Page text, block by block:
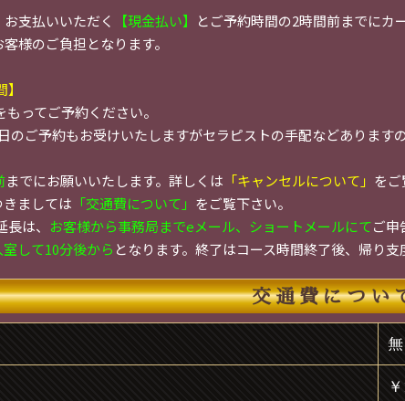
支払いいただく 【現金払い】 とご予約時間の2時間前までにカ
様のご負担となります。
ってご予約ください。
のご予約もお受けいたしますがセラピストの手配などあります
までにお願いいたします。詳しくは 「キャンセルについて」 をご
ましては 「交通費について」 をご覧下さい。
は、 お客様から事務局までeメール、ショートメールにてご申
して10分後から となります。終了はコース時間終了後、帰り
交通費につい